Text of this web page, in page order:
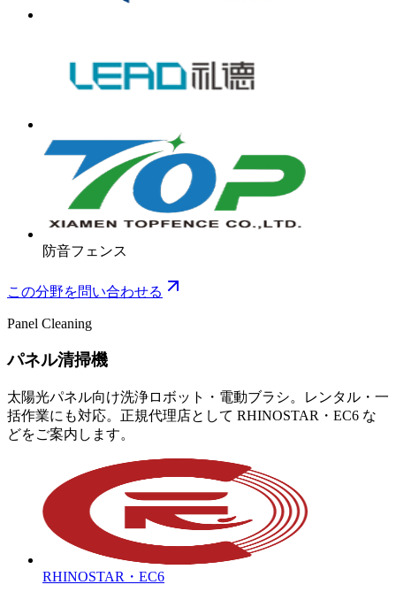
防音フェンス
この分野を問い合わせる
Panel Cleaning
パネル清掃機
太陽光パネル向け洗浄ロボット・電動ブラシ。レンタル・一
括作業にも対応。正規代理店として RHINOSTAR・EC6 な
どをご案内します。
RHINOSTAR・EC6